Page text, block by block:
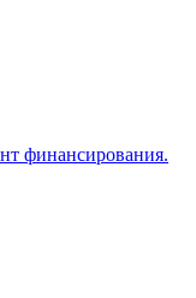
финансирования.